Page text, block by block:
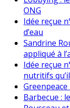
ONG
Idée reçue
d’eau
Sandrine
appliqué à
Idée reçue
nutritifs
Barbecue :